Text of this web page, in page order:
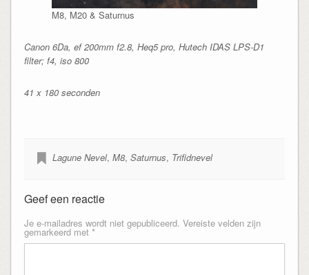
M8, M20 & Saturnus
Canon 6Da, ef 200mm f2.8, Heq5 pro, Hutech IDAS LPS-D1
filter; f4, iso 800
41 x 180 seconden
Lagune Nevel, M8, Saturnus, Trifidnevel
Geef een reactie
Je e-mailadres wordt niet gepubliceerd. Vereiste velden zijn
gemarkeerd met *